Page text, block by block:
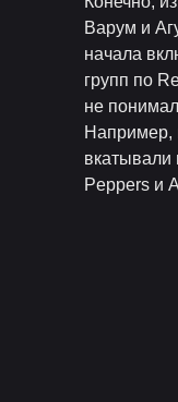
Варум и
начала
групп по
не
Например,
вкатывали
Peppers и